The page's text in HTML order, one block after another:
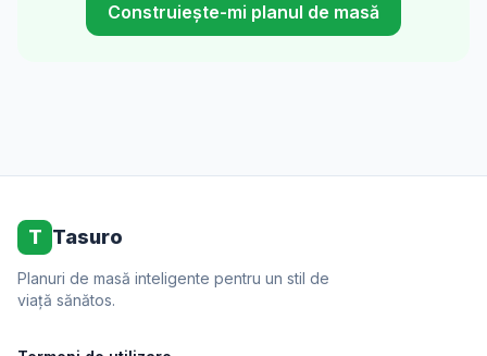
Construiește-mi planul de masă
T Tasuro
Planuri de masă inteligente pentru un stil de
viață sănătos.